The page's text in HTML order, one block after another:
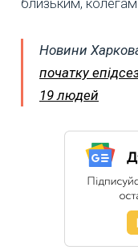
Новини
початку
19 людей